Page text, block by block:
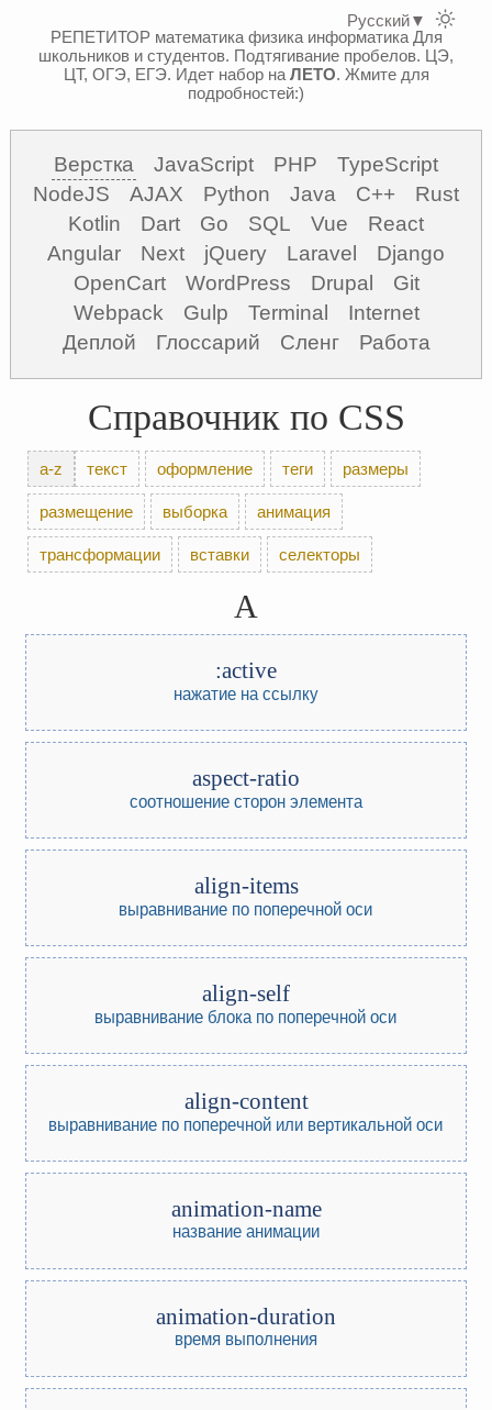
РЕПЕТИТОР математика физика информатикаДля
школьников и студентов. Подтягивание пробелов. ЦЭ,
ЦТ, ОГЭ, ЕГЭ. Идет набор на ЛЕТО. Жмите для
подробностей:)
Верстка JavaScript PHP
TypeScript
NodeJS
AJAX Python Java C++
Rust
Kotlin
Dart Go SQL Vue
React
Angular
Next jQuery Laravel
Django
OpenCart
WordPress Drupal
Git
Webpack
Gulp Terminal
Internet
Деплой
Глоссарий Сленг Работа
Справочник по CSS
a-z текст оформление теги размеры
размещение выборка анимация
трансформации вставки селекторы
A
:active
нажатие на ссылку
aspect-ratio
соотношение сторон элемента
align-items
выравнивание по поперечной оси
align-self
выравнивание блока по поперечной оси
align-content
выравнивание по поперечной или вертикальной оси
animation-name
название анимации
animation-duration
время выполнения
Русский▼